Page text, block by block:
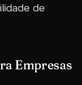
de
Empresas